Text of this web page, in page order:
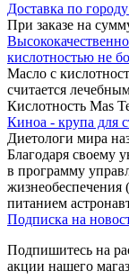
Доставка по
При заказе на
кислотностью не
Масло с
считается
Кислотность Mas
Киноа - крупа для
Диетологи мира
Благодаря своему
в программу
жизнеобеспечения
питанием
Подписка на
Подпишитесь на
акции нашего